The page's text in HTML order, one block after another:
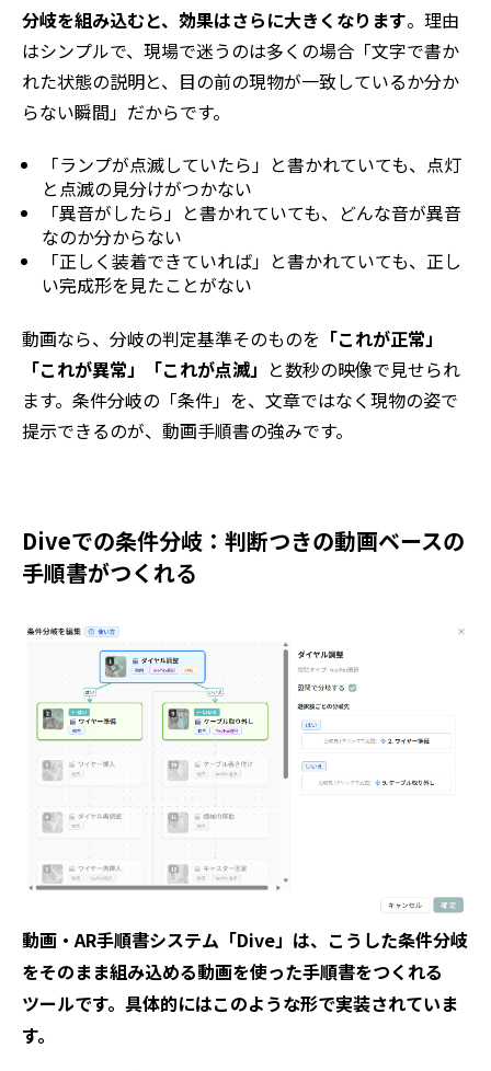
分岐を組み込むと、効果はさらに大きくなります。理由
はシンプルで、現場で迷うのは多くの場合「文字で書か
れた状態の説明と、目の前の現物が一致しているか分か
らない瞬間」だからです。
「ランプが点滅していたら」と書かれていても、点灯
と点滅の見分けがつかない
「異音がしたら」と書かれていても、どんな音が異音
なのか分からない
「正しく装着できていれば」と書かれていても、正し
い完成形を見たことがない
動画なら、分岐の判定基準そのものを 「これが正常」
「これが異常」「これが点滅」 と数秒の映像で見せられ
ます。条件分岐の「条件」を、文章ではなく現物の姿で
提示できるのが、動画手順書の強みです。
Diveでの条件分岐：判断つきの動画ベースの
手順書がつくれる
動画・AR手順書システム「Dive」は、こうした条件分岐
をそのまま組み込める動画を使った手順書をつくれる
ツールです。具体的にはこのような形で実装されていま
す。